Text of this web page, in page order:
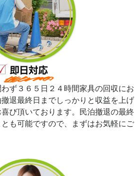
ず３６５日２４時間家具の回収にお
退最終日までしっかりと収益を上げ
び頂いております。民泊撤退の最終
も可能ですので、まずはお気軽にご